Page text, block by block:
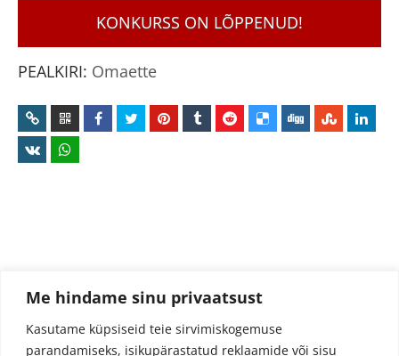
Me hindame sinu privaatsust
Kasutame küpsiseid teie sirvimiskogemuse
parandamiseks, isikupärastatud reklaamide või sisu
KONKURSS ON LÕPPENUD!
PEALKIRI: Omaette